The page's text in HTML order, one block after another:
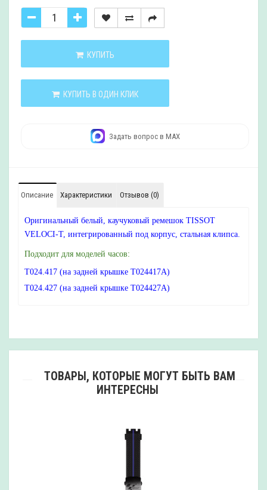
КУПИТЬ
КУПИТЬ В ОДИН КЛИК
Задать вопрос в MAX
Описание Характеристики Отзывов (0)
Оригинальный белый, каучуковый ремешок TISSOT
VELOCI-T, интегрированный под корпус, стальная клипса.
Подходит для моделей часов:
T024.417 (на задней крышке T024417A)
T024.427 (на задней крышке T024427A)
ТОВАРЫ, КОТОРЫЕ МОГУТ БЫТЬ ВАМ
ИНТЕРЕСНЫ